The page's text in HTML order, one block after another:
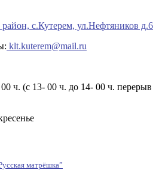
с.Кутерем, ул.Нефтяников д.6
klt.kuterem@mail.ru
ч. (с 13- 00 ч. до 14- 00 ч. перерыв
матрёшка”